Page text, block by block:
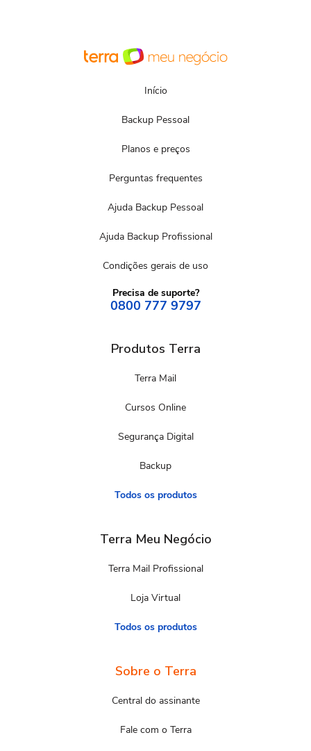
Início
Backup Pessoal
Planos e preços
Perguntas frequentes
Ajuda Backup Pessoal
Ajuda Backup Profissional
Condições gerais de uso
Precisa de suporte?
0800 777 9797
Produtos Terra
Terra Mail
Cursos Online
Segurança Digital
Backup
Todos os produtos
Terra Meu Negócio
Terra Mail Profissional
Loja Virtual
Todos os produtos
Sobre o Terra
Central do assinante
Fale com o Terra